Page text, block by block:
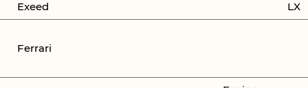
Exeed LX
Ferrari